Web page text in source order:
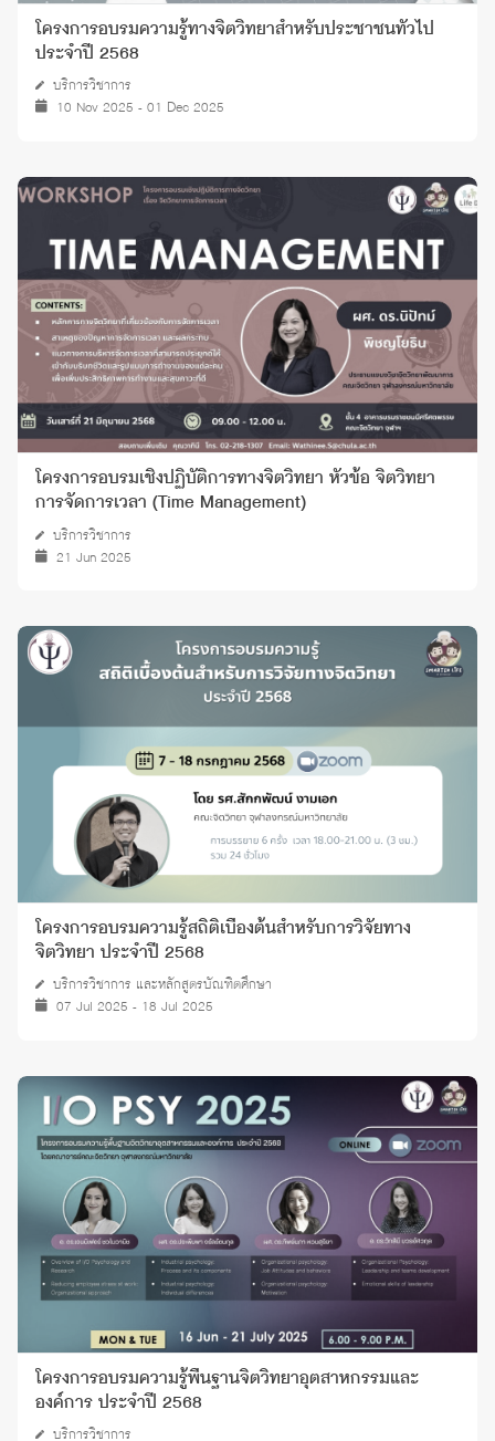
โครงการอบรมความรู้ทางจิตวิทยาสำหรับประชาชนทั่วไป
ประจำปี 2568
บริการวิชาการ
10 Nov 2025 - 01 Dec 2025
โครงการอบรมเชิงปฏิบัติการทางจิตวิทยา หัวข้อ จิตวิทยา
การจัดการเวลา (Time Management)
บริการวิชาการ
21 Jun 2025
โครงการอบรมความรู้สถิติเบื้องต้นสำหรับการวิจัยทาง
จิตวิทยา ประจำปี 2568
บริการวิชาการ และหลักสูตรบัณฑิตศึกษา
07 Jul 2025 - 18 Jul 2025
โครงการอบรมความรู้พื้นฐานจิตวิทยาอุตสาหกรรมและ
องค์การ ประจำปี 2568
บริการวิชาการ